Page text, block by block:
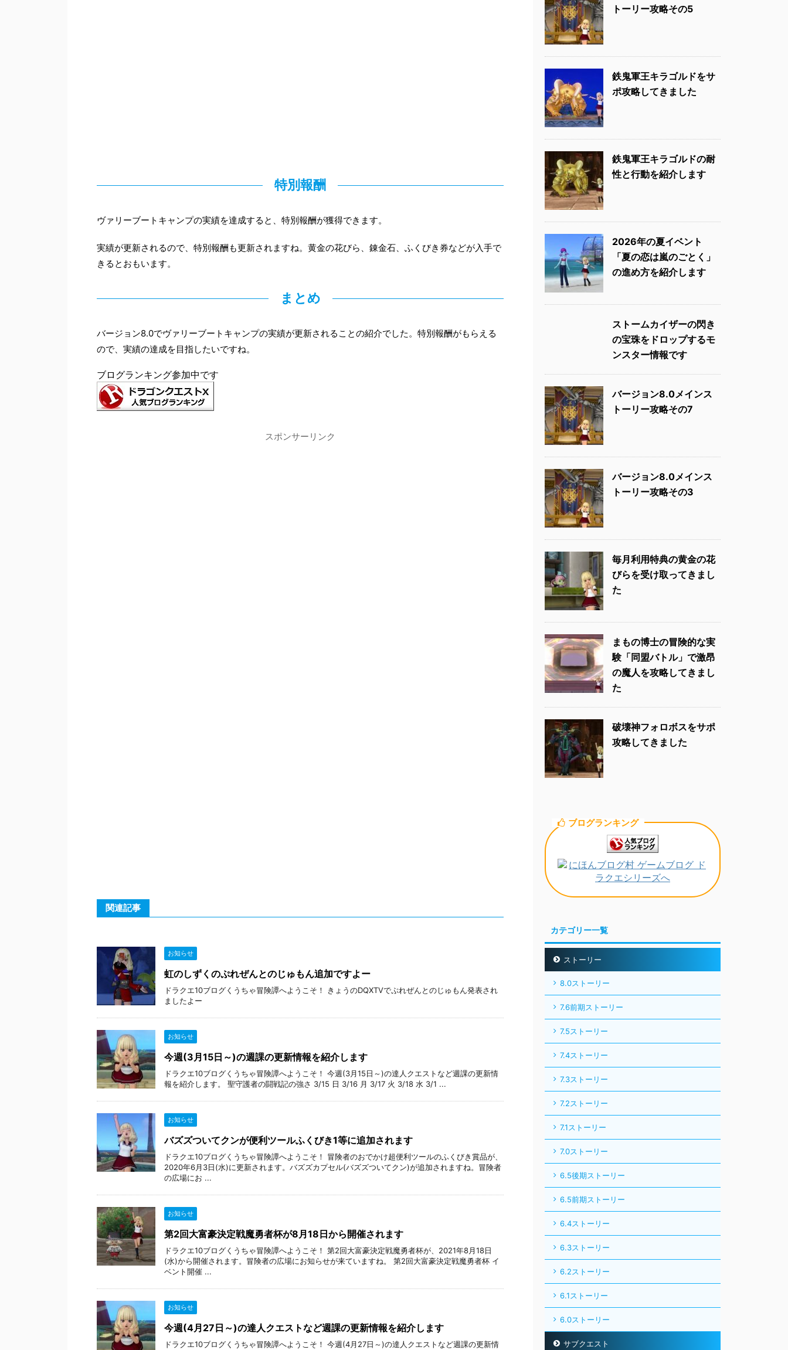
特別報酬
ヴァリーブートキャンプの実績を達成すると、特別報酬が獲得できます。
実績が更新されるので、特別報酬も更新されますね。黄金の花びら、錬金石、ふくびき券などが入手で
きるとおもいます。
まとめ
バージョン8.0でヴァリーブートキャンプの実績が更新されることの紹介でした。特別報酬がもらえる
ので、実績の達成を目指したいですね。
ブログランキング参加中です
スポンサーリンク
関連記事
お知らせ
虹のしずくのぷれぜんとのじゅもん追加ですよー
ドラクエ10ブログくうちゃ冒険譚へようこそ！ きょうのDQXTVでぷれぜんとのじゅもん発表され
ましたよー
お知らせ
今週(3月15日～)の週課の更新情報を紹介します
ドラクエ10ブログくうちゃ冒険譚へようこそ！ 今週(3月15日～)の達人クエストなど週課の更新情
報を紹介します。 聖守護者の闘戦記の強さ 3/15 日 3/16 月 3/17 火 3/18 水 3/1 ...
お知らせ
バズズついてクンが便利ツールふくびき1等に追加されます
ドラクエ10ブログくうちゃ冒険譚へようこそ！ 冒険者のおでかけ超便利ツールのふくびき賞品が、
2020年6月3日(水)に更新されます。バズズカプセル(バズズついてクン)が追加されますね。冒険者
の広場にお ...
お知らせ
第2回大富豪決定戦魔勇者杯が8月18日から開催されます
ドラクエ10ブログくうちゃ冒険譚へようこそ！ 第2回大富豪決定戦魔勇者杯が、2021年8月18日
(水)から開催されます。冒険者の広場にお知らせが来ていますね。 第2回大富豪決定戦魔勇者杯 イ
ベント開催 ...
お知らせ
今週(4月27日～)の達人クエストなど週課の更新情報を紹介します
ドラクエ10ブログくうちゃ冒険譚へようこそ！ 今週(4月27日～)の達人クエストなど週課の更新情
トーリー攻略その5
鉄鬼軍王キラゴルドをサ
ポ攻略してきました
鉄鬼軍王キラゴルドの耐
性と行動を紹介します
2026年の夏イベント
「夏の恋は嵐のごとく」
の進め方を紹介します
ストームカイザーの閃き
の宝珠をドロップするモ
ンスター情報です
バージョン8.0メインス
トーリー攻略その7
バージョン8.0メインス
トーリー攻略その3
毎月利用特典の黄金の花
びらを受け取ってきまし
た
まもの博士の冒険的な実
験「同盟バトル」で激昂
の魔人を攻略してきまし
た
破壊神フォロボスをサポ
攻略してきました
ブログランキング
カテゴリー一覧
ストーリー
8.0ストーリー
7.6前期ストーリー
7.5ストーリー
7.4ストーリー
7.3ストーリー
7.2ストーリー
7.1ストーリー
7.0ストーリー
6.5後期ストーリー
6.5前期ストーリー
6.4ストーリー
6.3ストーリー
6.2ストーリー
6.1ストーリー
6.0ストーリー
サブクエスト